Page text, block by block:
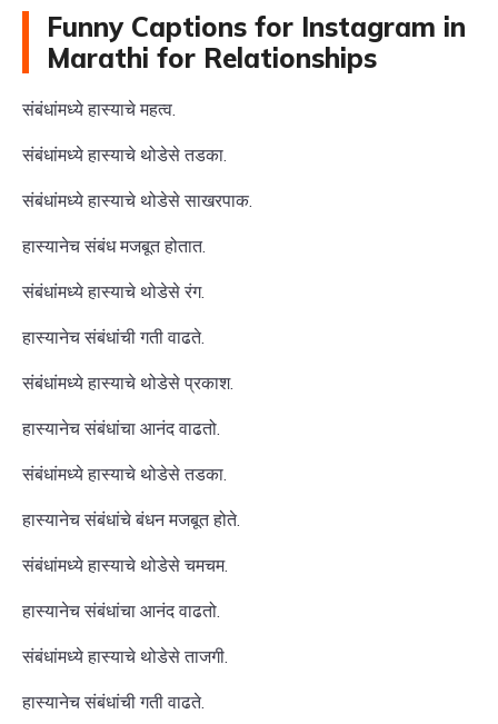
Funny Captions for Instagram in
Marathi for Relationships
संबंधांमध्ये हास्याचे महत्व.
संबंधांमध्ये हास्याचे थोडेसे तडका.
संबंधांमध्ये हास्याचे थोडेसे साखरपाक.
हास्यानेच संबंध मजबूत होतात.
संबंधांमध्ये हास्याचे थोडेसे रंग.
हास्यानेच संबंधांची गती वाढते.
संबंधांमध्ये हास्याचे थोडेसे प्रकाश.
हास्यानेच संबंधांचा आनंद वाढतो.
संबंधांमध्ये हास्याचे थोडेसे तडका.
हास्यानेच संबंधांचे बंधन मजबूत होते.
संबंधांमध्ये हास्याचे थोडेसे चमचम.
हास्यानेच संबंधांचा आनंद वाढतो.
संबंधांमध्ये हास्याचे थोडेसे ताजगी.
हास्यानेच संबंधांची गती वाढते.